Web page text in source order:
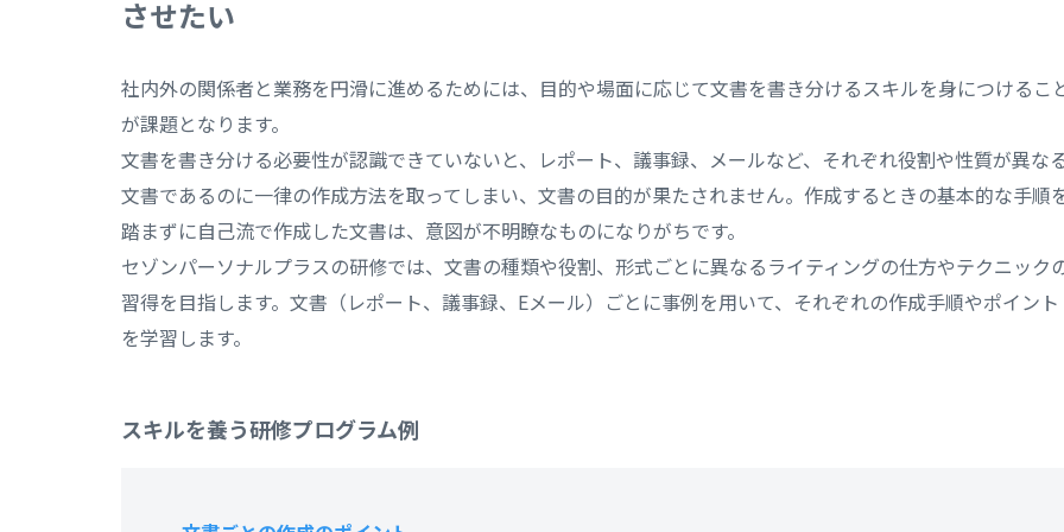
させたい
社内外の関係者と業務を円滑に進めるためには、目的や場面に応じて文書を書き分けるスキルを身につけるこ
が課題となります。
文書を書き分ける必要性が認識できていないと、レポート、議事録、メールなど、それぞれ役割や性質が異な
文書であるのに一律の作成方法を取ってしまい、文書の目的が果たされません。作成するときの基本的な手順
踏まずに自己流で作成した文書は、意図が不明瞭なものになりがちです。
セゾンパーソナルプラスの研修では、文書の種類や役割、形式ごとに異なるライティングの仕方やテクニック
習得を目指します。文書（レポート、議事録、Eメール）ごとに事例を用いて、それぞれの作成手順やポイント
を学習します。
スキルを養う研修プログラム例